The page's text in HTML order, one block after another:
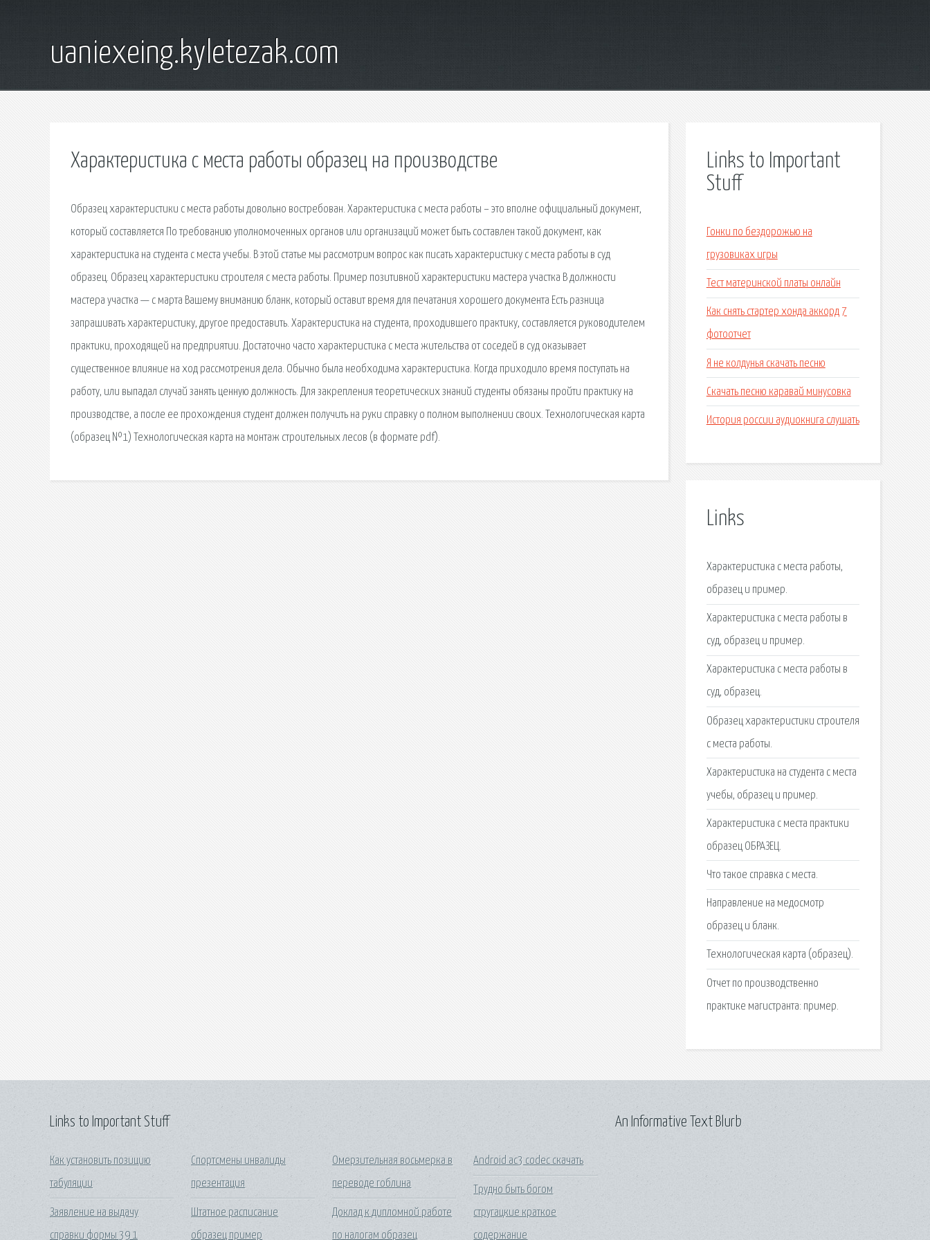
uaniexeing.kyletezak.com
Характеристика с места работы образец на производстве
Образец характеристики с места работы довольно востребован. Характеристика с места работы – это вполне официальный документ,
который составляется По требованию уполномоченных органов или организаций может быть составлен такой документ, как
характеристика на студента с места учебы. В этой статье мы рассмотрим вопрос как писать характеристику с места работы в суд
образец. Образец характеристики строителя с места работы. Пример позитивной характеристики мастера участка В должности
мастера участка — с марта Вашему вниманию бланк, который оставит время для печатания хорошего документа Есть разница
запрашивать характеристику, другое предоставить. Характеристика на студента, проходившего практику, составляется руководителем
практики, проходящей на предприятии. Достаточно часто характеристика с места жительства от соседей в суд оказывает
существенное влияние на ход рассмотрения дела. Обычно была необходима характеристика. Когда приходило время поступать на
работу, или выпадал случай занять ценную должность. Для закрепления теоретических знаний студенты обязаны пройти практику на
производстве, а после ее прохождения студент должен получить на руки справку о полном выполнении своих. Технологическая карта
(образец №1) Технологическая карта на монтаж строительных лесов (в формате pdf).
Links to Important
Stuff
Гонки по бездорожью на
грузовиках игры
Тест материнской платы онлайн
Как снять стартер хонда аккорд 7
фотоотчет
Я не колдунья скачать песню
Скачать песню каравай минусовка
История россии аудиокнига слушать
Links
Характеристика с места работы,
образец и пример.
Характеристика с места работы в
суд, образец и пример.
Характеристика с места работы в
суд, образец.
Образец характеристики строителя
с места работы.
Характеристика на студента с места
учебы, образец и пример.
Характеристика с места практики
образец ОБРАЗЕЦ.
Что такое справка с места.
Направление на медосмотр
образец и бланк.
Технологическая карта (образец).
Отчет по производственно
практике магистранта: пример.
Links to Important Stuff
Как установить позицию
табуляции
Заявление на выдачу
справки формы 39 1
Спортсмены инвалиды
презентация
Штатное расписание
образец пример
Омерзительная восьмерка в
переводе гоблина
Доклад к дипломной работе
по налогам образец
Android ac3 codec скачать
Трудно быть богом
стругацкие краткое
содержание
An Informative Text Blurb